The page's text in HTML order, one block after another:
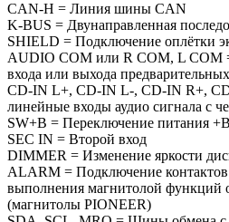
CAN-H = Линия шины CAN
K-BUS = Двунаправленная
SHIELD = Подключение оплётки
AUDIO COM или R COM, L COM
входа или выхода
CD-IN L+, CD-IN L-, CD-IN R+,
линейные входы аудио сигнала с
SW+B = Переключение питания
SEC IN = Второй вход
DIMMER = Изменение яркости
ALARM = Подключение контактов
выполнения магнитолой функций
(магнитолы PIONEER)